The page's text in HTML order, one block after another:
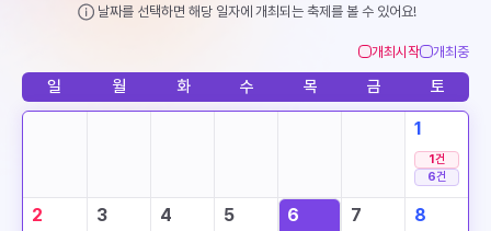
날짜를 선택하면 해당 일자에 개최되는 축제를 볼 수 있어요!
개최시작 개최중
일 월 화 수 목 금 토
1
1건
6건
2 3 4 5 6 7 8